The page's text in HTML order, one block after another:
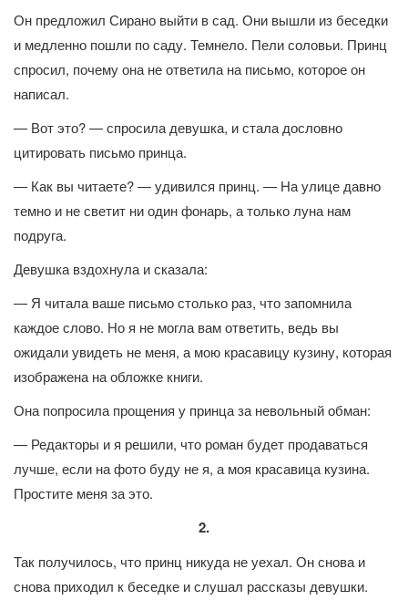
Он предложил Сирано выйти в сад. Они вышли из беседки
и медленно пошли по саду. Темнело. Пели соловьи. Принц
спросил, почему она не ответила на письмо, которое он
написал.
— Вот это? — спросила девушка, и стала дословно
цитировать письмо принца.
— Как вы читаете? — удивился принц. — На улице давно
темно и не светит ни один фонарь, а только луна нам
подруга.
Девушка вздохнула и сказала:
— Я читала ваше письмо столько раз, что запомнила
каждое слово. Но я не могла вам ответить, ведь вы
ожидали увидеть не меня, а мою красавицу кузину, которая
изображена на обложке книги.
Она попросила прощения у принца за невольный обман:
— Редакторы и я решили, что роман будет продаваться
лучше, если на фото буду не я, а моя красавица кузина.
Простите меня за это.
2.
Так получилось, что принц никуда не уехал. Он снова и
снова приходил к беседке и слушал рассказы девушки.